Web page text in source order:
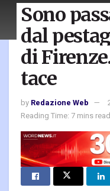
Sono
dal
di
tace
by Redazione Web
Reading Time: 7 mins read